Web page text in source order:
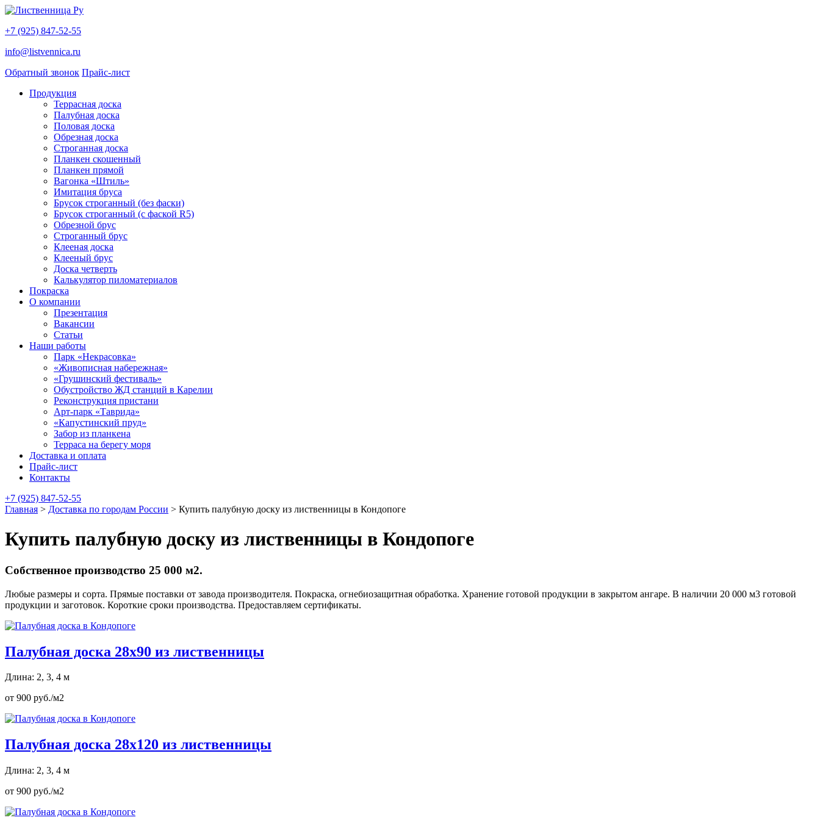
+7 (925) 847-52-55
info@listvennica.ru
Обратный звонок Прайс-лист
Продукция
Террасная доска
Палубная доска
Половая доска
Обрезная доска
Строганная доска
Планкен скошенный
Планкен прямой
Вагонка «Штиль»
Имитация бруса
Брусок строганный (без фаски)
Брусок строганный (с фаской R5)
Обрезной брус
Строганный брус
Клееная доска
Клееный брус
Доска четверть
Калькулятор пиломатериалов
Покраска
О компании
Презентация
Вакансии
Статьи
Наши работы
Парк «Некрасовка»
«Живописная набережная»
«Грушинский фестиваль»
Обустройство ЖД станций в Карелии
Реконструкция пристани
Арт-парк «Таврида»
«Капустинский пруд»
Забор из планкена
Терраса на берегу моря
Доставка и оплата
Прайс-лист
Контакты
+7 (925) 847-52-55
Главная > Доставка по городам России > Купить палубную доску из лиственницы в Кондопоге
Купить палубную доску из лиственницы в Кондопоге
Собственное производство 25 000 м2.
Любые размеры и сорта. Прямые поставки от завода производителя. Покраска, огнебиозащитная обработка. Хранение готовой продукции в закрытом ангаре. В наличии 20 000 м3 готовой
продукции и заготовок. Короткие сроки производства. Предоставляем сертификаты.
Палубная доска 28х90 из лиственницы
Длина: 2, 3, 4 м
от 900 руб./м2
Палубная доска 28х120 из лиственницы
Длина: 2, 3, 4 м
от 900 руб./м2